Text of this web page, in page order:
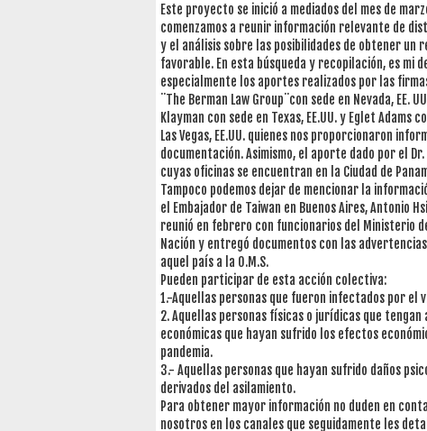
Este proyecto se inició a mediados del mes de
comenzamos a reunir información relevante de
y el análisis sobre las posibilidades de obtener un
favorable. En esta búsqueda y recopilación, es mi
especialmente los aportes realizados por las
¨The Berman Law Group¨con sede en Nevada, EE.
Klayman con sede en Texas, EE.UU. y Eglet Adams
Las Vegas, EE.UU. quienes nos proporcionaron
documentación. Asimismo, el aporte dado por el
cuyas oficinas se encuentran en la Ciudad de
Tampoco podemos dejar de mencionar la
el Embajador de Taiwan en Buenos Aires, Antonio
reunió en febrero con funcionarios del Ministerio
Nación y entregó documentos con las
aquel país a la O.M.S.
Pueden participar de esta acción colectiva:
1.-Aquellas personas que fueron infectados por el
2. Aquellas personas físicas o jurídicas que tengan
económicas que hayan sufrido los efectos
pandemia.
3.- Aquellas personas que hayan sufrido daños
derivados del asilamiento.
Para obtener mayor información no duden en
nosotros en los canales que seguidamente les